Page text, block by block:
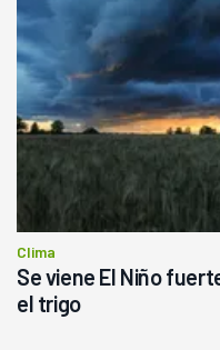
Clima
Se viene El Niño
el trigo